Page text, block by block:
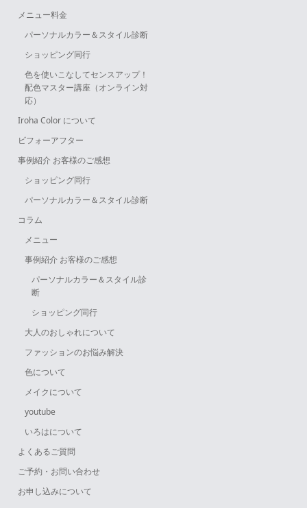
メニュー料金
パーソナルカラー＆スタイル診断
ショッピング同行
色を使いこなしてセンスアップ！
配色マスター講座（オンライン対
応）
Iroha Color について
ビフォーアフター
事例紹介 お客様のご感想
ショッピング同行
パーソナルカラー＆スタイル診断
コラム
メニュー
事例紹介 お客様のご感想
パーソナルカラー＆スタイル診
断
ショッピング同行
大人のおしゃれについて
ファッションのお悩み解決
色について
メイクについて
youtube
いろはについて
よくあるご質問
ご予約・お問い合わせ
お申し込みについて